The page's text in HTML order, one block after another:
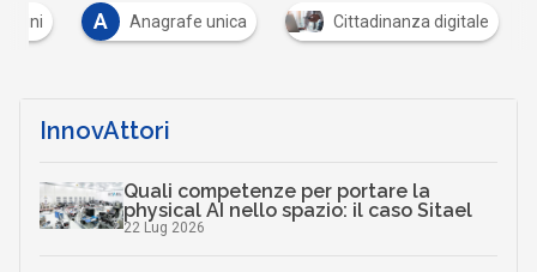
A Anagrafe unica Cittadinanza digitale
InnovAttori
Quali competenze per portare la
physical AI nello spazio: il caso Sitael
22 Lug 2026